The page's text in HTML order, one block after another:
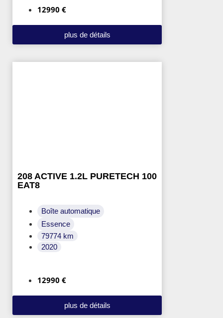
12990 €
plus de détails
208 ACTIVE 1.2L PURETECH 100
EAT8
Boîte automatique
Essence
79774 km
2020
12990 €
plus de détails